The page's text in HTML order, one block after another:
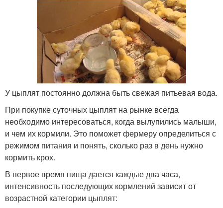
У цыплят постоянно должна быть свежая питьевая вода.
При покупке суточных цыплят на рынке всегда
необходимо интересоваться, когда вылупились малыши,
и чем их кормили. Это поможет фермеру определиться с
режимом питания и понять, сколько раз в день нужно
кормить крох.
В первое время пища дается каждые два часа,
интенсивность последующих кормлений зависит от
возрастной категории цыплят: